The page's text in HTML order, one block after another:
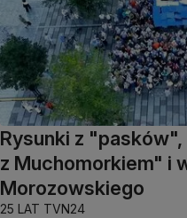
Rysunki z
z Muchomorkiem" i
Morozowskiego
25 LAT TVN24